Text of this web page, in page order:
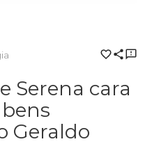
Serena cara
Geraldo